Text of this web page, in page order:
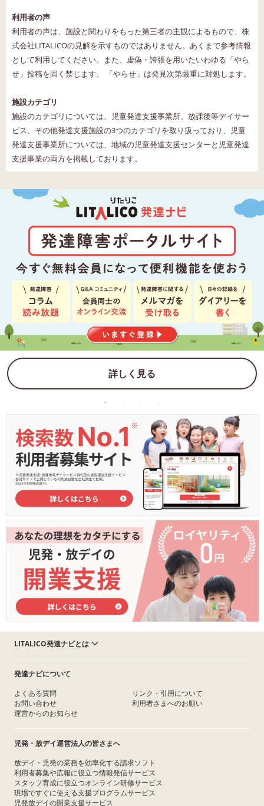
利用者の声
利用者の声は、施設と関わりをもった第三者の主観によるもので、株
式会社LITALICOの見解を示すものではありません。あくまで参考情報
として利用してください。また、虚偽・誇張を用いたいわゆる「やら
せ」投稿を固く禁じます。 「やらせ」は発見次第厳重に対処します。
施設カテゴリ
施設のカテゴリについては、児童発達支援事業所、放課後等デイサー
ビス、その他発達支援施設の3つのカテゴリを取り扱っており、児童
発達支援事業所については、地域の児童発達支援センターと児童発達
支援事業の両方を掲載しております。
詳しく見る
LITALICO発達ナビとは
発達ナビについて
よくある質問
お問い合わせ
運営からのお知らせ
リンク・引用について
利用者さまへのお願い
児発・放デイ運営法人の皆さまへ
放デイ・児発の業務を効率化する請求ソフト
利用者募集や広報に役立つ情報発信サービス
スタッフ育成に役立つオンライン研修サービス
現場ですぐに使える支援プログラムサービス
児発放デイの開業支援サービス